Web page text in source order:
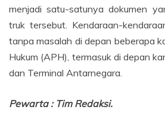
menjadi satu-satunya dokumen
truk tersebut. Kendaraan-
tanpa masalah di depan beberapa
Hukum (APH), termasuk di depan
dan Terminal Antarnegara.
Pewarta : Tim Redaksi.